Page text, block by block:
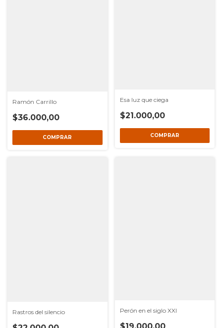
Ramón Carrillo
$36.000,00
Esa luz que ciega
$21.000,00
Rastros del silencio Perón en el siglo XXI
$19.000,00